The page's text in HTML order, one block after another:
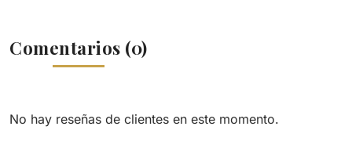
Comentarios (0)
No hay reseñas de clientes en este momento.